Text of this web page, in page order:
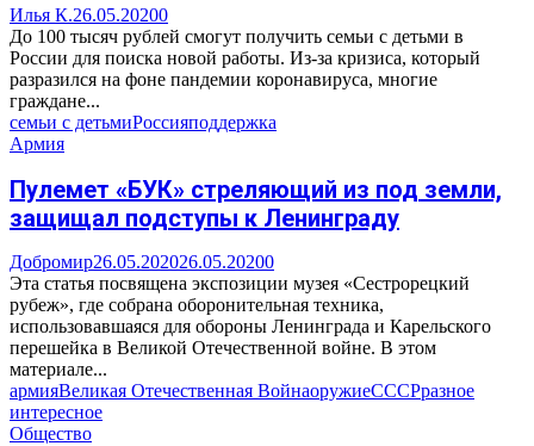
Илья К.26.05.20200
До 100 тысяч рублей смогут получить семьи с детьми в
России для поиска новой работы. Из-за кризиса, который
разразился на фоне пандемии коронавируса, многие
граждане...
семьи с детьмиРоссияподдержка
Армия
Пулемет «БУК» стреляющий из под земли,
защищал подступы к Ленинграду
Добромир26.05.202026.05.20200
Эта статья посвящена экспозиции музея «Сестрорецкий
рубеж», где собрана оборонительная техника,
использовавшаяся для обороны Ленинграда и Карельского
перешейка в Великой Отечественной войне. В этом
материале...
армияВеликая Отечественная ВойнаоружиеСССРразное
интересное
Общество